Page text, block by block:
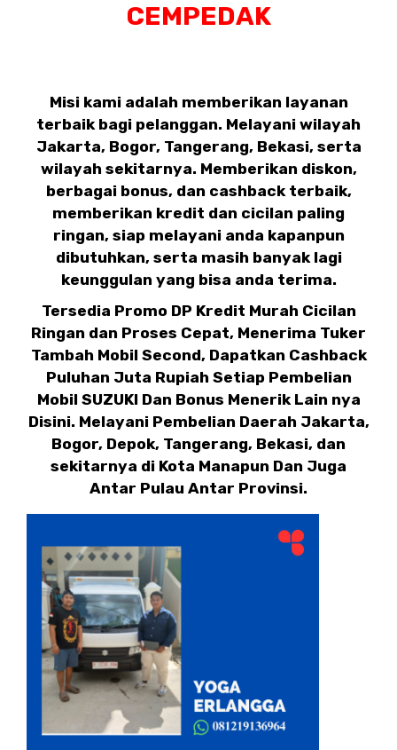
CEMPEDAK
Misi kami adalah memberikan layanan
terbaik bagi pelanggan. Melayani wilayah
Jakarta, Bogor, Tangerang, Bekasi, serta
wilayah sekitarnya. Memberikan diskon,
berbagai bonus, dan cashback terbaik,
memberikan kredit dan cicilan paling
ringan, siap melayani anda kapanpun
dibutuhkan, serta masih banyak lagi
keunggulan yang bisa anda terima.
Tersedia Promo DP Kredit Murah Cicilan
Ringan dan Proses Cepat, Menerima Tuker
Tambah Mobil Second, Dapatkan Cashback
Puluhan Juta Rupiah Setiap Pembelian
Mobil SUZUKI Dan Bonus Menerik Lain nya
Disini. Melayani Pembelian Daerah Jakarta,
Bogor, Depok, Tangerang, Bekasi, dan
sekitarnya di Kota Manapun Dan Juga
Antar Pulau Antar Provinsi.